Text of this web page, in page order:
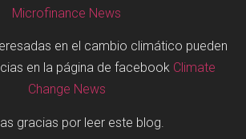
Microfinance News
en el cambio climático pueden
en la página de facebook Climate
Change News
gracias por leer este blog.